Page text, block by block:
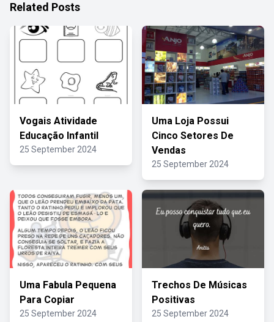
Related Posts
Vogais Atividade
Educação Infantil
25 September 2024
Uma Loja Possui
Cinco Setores De
Vendas
25 September 2024
Uma Fabula Pequena
Para Copiar
25 September 2024
Trechos De Músicas
Positivas
25 September 2024